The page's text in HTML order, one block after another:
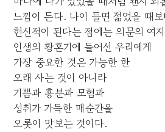
느낌이 든다. 나이 들면 젊었을 때
헌신적이 된다는 점에는 의문의 여
인생의 황혼기에 들어선 우리에게
가장 중요한 것은 가능한 한
오래 사는 것이 아니라
기쁨과 흥분과 모험과
성취가 가득한 매순간을
오롯이 맛보는 것이다.